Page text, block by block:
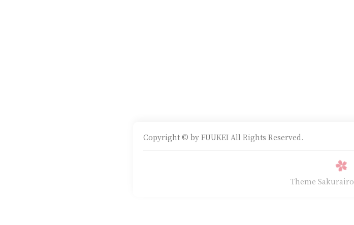
Copyright © by FUUKEI All Rights Reserved.
Theme Sakurairo